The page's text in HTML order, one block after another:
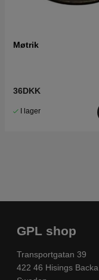
Møtrik
36DKK
I lager
GPL shop
Transportgatan 39
422 46 Hisings Backa